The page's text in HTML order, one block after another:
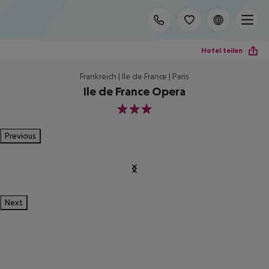
Hotel teilen
Frankreich | Ile de France | Paris
Ile de France Opera
3
Previous
Next